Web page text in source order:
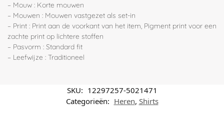
– Mouw : Korte mouwen
– Mouwen : Mouwen vastgezet als set-in
– Print : Print aan de voorkant van het item, Pigment print voor een
zachte print op lichtere stoffen
– Pasvorm : Standard fit
– Leefwijze : Traditioneel
SKU: 12297257-5021471
Categorieën: Heren, Shirts